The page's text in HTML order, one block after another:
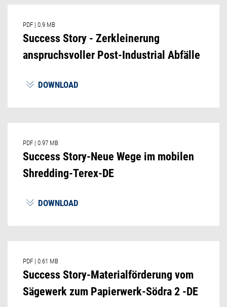
PDF | 0.9 MB
Success Story - Zerkleinerung
anspruchsvoller Post-Industrial Abfälle
DOWNLOAD
PDF | 0.97 MB
Success Story-Neue Wege im mobilen
Shredding-Terex-DE
DOWNLOAD
PDF | 0.61 MB
Success Story-Materialförderung vom
Sägewerk zum Papierwerk-Södra 2 -DE